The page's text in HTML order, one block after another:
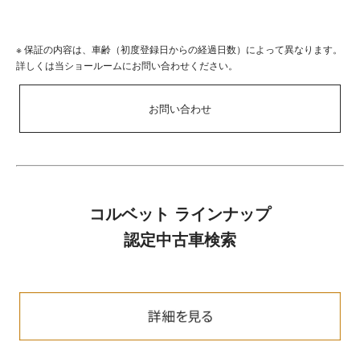
※ 保証の内容は、車齢（初度登録日からの経過日数）によって異なります。
詳しくは当ショールームにお問い合わせください。
お問い合わせ
コルベット ラインナップ
認定中古車検索